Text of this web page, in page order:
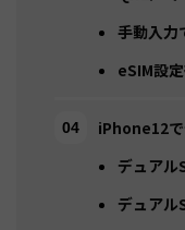
手動入力
eSIM設
iPhone12
デュア
デュアル